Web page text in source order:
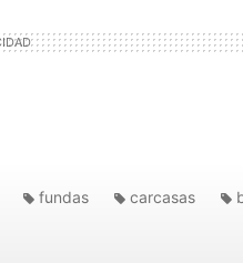
fundas carcasas